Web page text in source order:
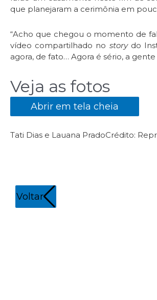
que planejaram a cerimônia em
“Acho que chegou o momento de
vídeo compartilhado no storydo
agora, de fato… Agora é sério, a
Veja as fotos
Abrir em tela cheia
Tati Dias e Lauana PradoCrédito:
Voltar